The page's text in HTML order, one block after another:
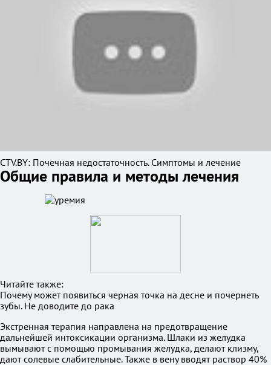
CTV.BY: Почечная недостаточность. Симптомы и лечение
Общие правила и методы лечения
Читайте также:
Почему может появиться черная точка на десне и почернеть
зубы. Не доводите до рака
Экстренная терапия направлена на предотвращение
дальнейшей интоксикации организма. Шлаки из желудка
вымывают с помощью промывания желудка, делают клизму,
дают солевые слабительные. Также в вену вводят раствор 40%